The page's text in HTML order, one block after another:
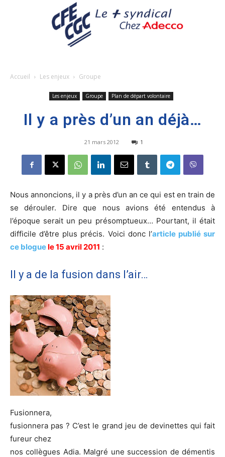
Accueil Les enjeux Groupe
Les enjeux Groupe Plan de départ volontaire
Il y a près d’un an déjà…
21 mars 2012 1
Nous annoncions, il y a près d’un an ce qui est en train de
se dérouler. Dire que nous avions été entendus à
l’époque serait un peu présomptueux… Pourtant, il était
difficile d’être plus précis. Voici donc l’article publié sur
ce bloguele 15 avril 2011 :
Il y a de la fusion dans l’air…
Fusionnera,
fusionnera pas ? C’est le grand jeu de devinettes qui fait
fureur chez
nos collègues Adia. Malgré une succession de démentis